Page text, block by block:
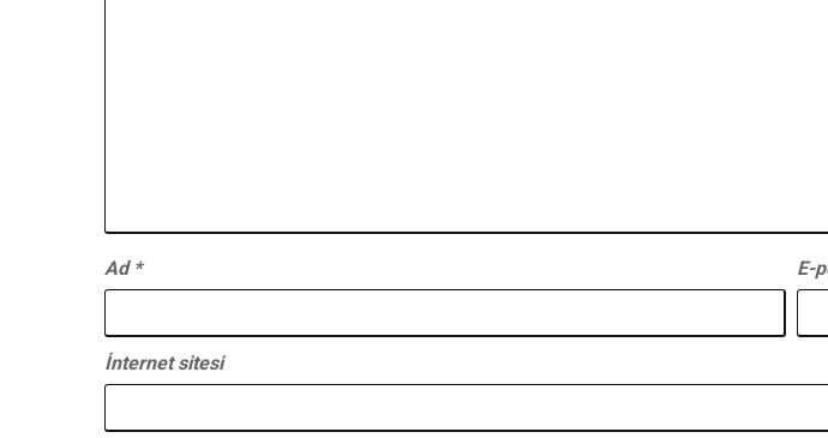
Ad * E-
İnternet sitesi